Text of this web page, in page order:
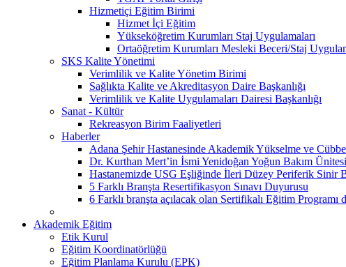
Hizmetiçi Eğitim Birimi
Hizmet İçi Eğitim
Yükseköğretim Kurumları Staj Uygulamaları
Ortaöğretim Kurumları Mesleki Beceri/Staj
SKS Kalite Yönetimi
Verimlilik ve Kalite Yönetim Birimi
Sağlıkta Kalite ve Akreditasyon Daire Başkanlığı
Verimlilik ve Kalite Uygulamaları Dairesi Başkanlığı
Sanat - Kültür
Rekreasyon Birim Faaliyetleri
Haberler
Adana Şehir Hastanesinde Akademik Yükselme ve
Dr. Kurthan Mert’in İsmi Yenidoğan Yoğun Bakım
Hastanemizde USG Eşliğinde İleri Düzey Periferik Sinir
5 Farklı Branşta Resertifikasyon Sınavı Duyurusu
6 Farklı branşta açılacak olan Sertifikalı Eğitim Programı
Akademik Eğitim
Etik Kurul
Eğitim Koordinatörlüğü
Eğitim Planlama Kurulu (EPK)